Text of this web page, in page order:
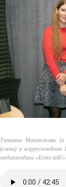
Татьяна Маштакова (в
(слева) и
медиахолдинг «Есть